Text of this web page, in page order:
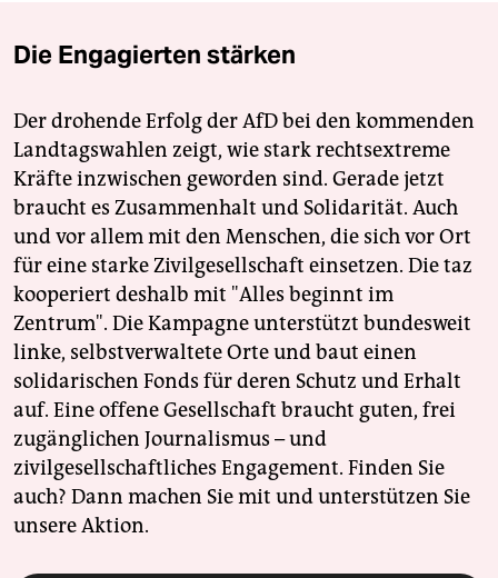
Die Engagierten stärken
Der drohende Erfolg der AfD bei den kommenden
Landtagswahlen zeigt, wie stark rechtsextreme
Kräfte inzwischen geworden sind. Gerade jetzt
braucht es Zusammenhalt und Solidarität. Auch
und vor allem mit den Menschen, die sich vor Ort
für eine starke Zivilgesellschaft einsetzen. Die taz
kooperiert deshalb mit "Alles beginnt im
Zentrum". Die Kampagne unterstützt bundesweit
linke, selbstverwaltete Orte und baut einen
solidarischen Fonds für deren Schutz und Erhalt
auf. Eine offene Gesellschaft braucht guten, frei
zugänglichen Journalismus – und
zivilgesellschaftliches Engagement. Finden Sie
auch? Dann machen Sie mit und unterstützen Sie
unsere Aktion.